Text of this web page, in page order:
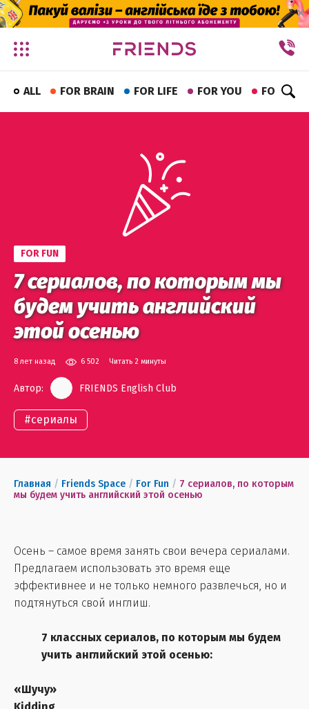
✕
ALL FOR BRAIN FOR LIFE FOR YOU FOR FUN
FOR FUN
7 сериалов, по которым мы
будем учить английский
этой осенью
8 лет назад 6 502 Читать 2 минуты
Автор: FRIENDS English Club
#сериалы
Главная / Friends Space / For Fun / 7 сериалов, по которым
мы будем учить английский этой осенью
Осень – самое время занять свои вечера сериалами.
Предлагаем использовать это время еще
эффективнее и не только немного развлечься, но и
подтянуться свой инглиш.
7 классных сериалов, по которым мы будем
учить английский этой осенью:
«Шучу»